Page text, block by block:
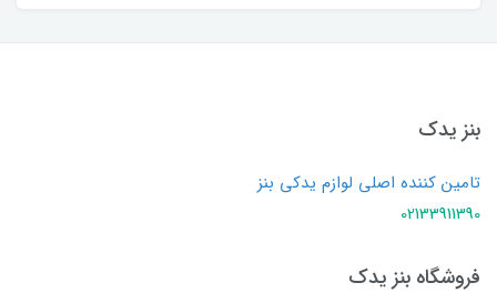
بنز یدک
تامین کننده اصلی لوازم یدکی بنز
02133911390
فروشگاه بنز یدک